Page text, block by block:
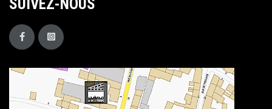
SUIVEZ-NOUS